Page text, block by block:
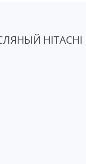
HITACHI